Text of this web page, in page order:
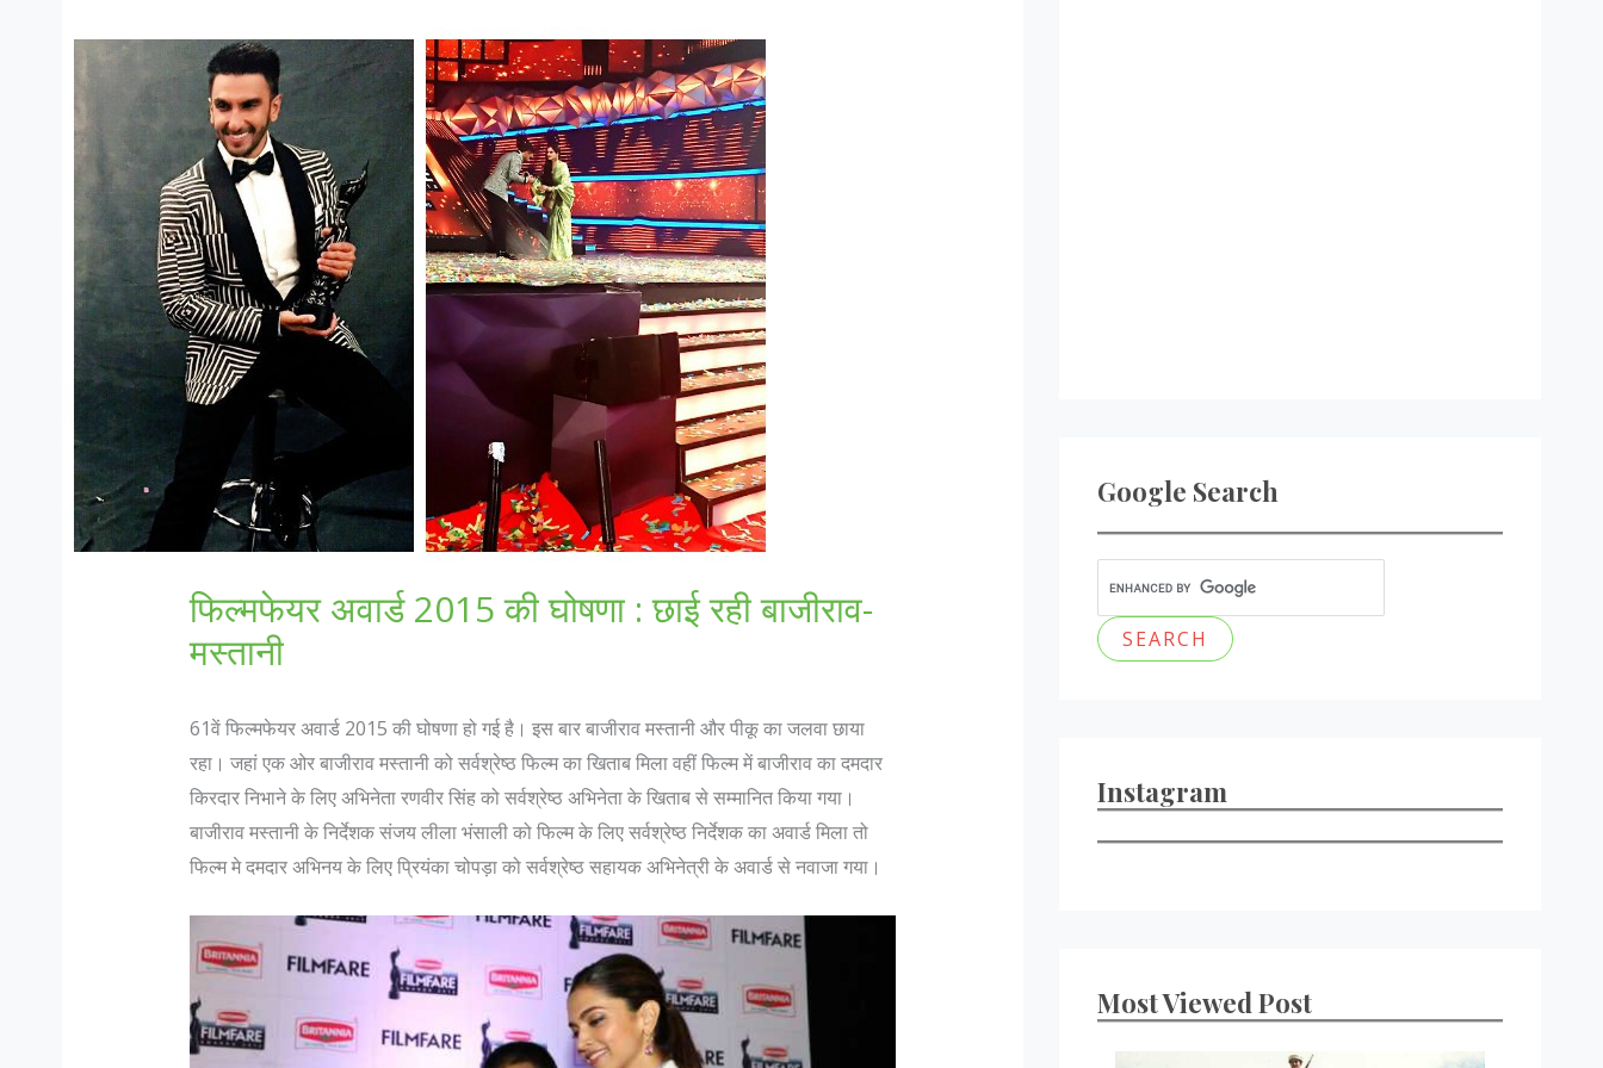
फिल्मफेयर अवार्ड 2015 की घोषणा : छाई रही बाजीराव-
मस्तानी
61वें फिल्मफेयर अवार्ड 2015 की घोषणा हो गई है। इस बार बाजीराव मस्तानी और पीकू का जलवा छाया
रहा। जहां एक ओर बाजीराव मस्तानी को सर्वश्रेष्ठ फिल्म का खिताब मिला वहीं फिल्म में बाजीराव का दमदार
किरदार निभाने के लिए अभिनेता रणवीर सिंह को सर्वश्रेष्ठ अभिनेता के खिताब से सम्मानित किया गया।
बाजीराव मस्तानी के निर्देशक संजय लीला भंसाली को फिल्म के लिए सर्वश्रेष्ठ निर्देशक का अवार्ड मिला तो
फिल्म मे दमदार अभिनय के लिए प्रियंका चोपड़ा को सर्वश्रेष्ठ सहायक अभिनेत्री के अवार्ड से नवाजा गया।
Google Search
Instagram
Most Viewed Post